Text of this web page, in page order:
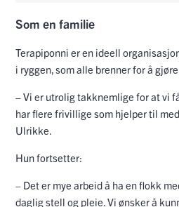
Som en familie
Terapiponni er en ideell
i ryggen, som alle brenner for å
– Vi er utrolig takknemlige for at vi
har flere frivillige som hjelper til
Ulrikke.
Hun fortsetter:
– Det er mye arbeid å ha en flokk
daglig stell og pleie. Vi ønsker å